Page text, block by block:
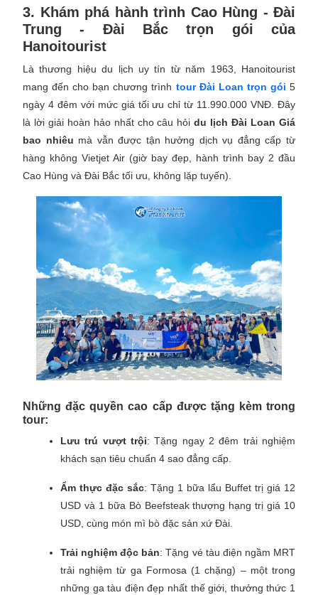
3. Khám phá hành trình Cao Hùng - Đài
Trung - Đài Bắc trọn gói của
Hanoitourist
Là thương hiệu du lịch uy tín từ năm 1963, Hanoitourist
mang đến cho bạn chương trình tour Đài Loan trọn gói 5
ngày 4 đêm với mức giá tối ưu chỉ từ 11.990.000 VNĐ. Đây
là lời giải hoàn hảo nhất cho câu hỏidu lịch Đài Loan Giá
bao nhiêu mà vẫn được tận hưởng dịch vụ đẳng cấp từ
hàng không Vietjet Air (giờ bay đẹp, hành trình bay 2 đầu
Cao Hùng và Đài Bắc tối ưu, không lặp tuyến).
Những đặc quyền cao cấp được tặng kèm trong
tour:
Lưu trú vượt trội: Tặng ngay 2 đêm trải nghiệm
khách sạn tiêu chuẩn 4 sao đẳng cấp.
Ẩm thực đặc sắc: Tặng 1 bữa lẩu Buffet trị giá 12
USD và 1 bữa Bò Beefsteak thượng hạng trị giá 10
USD, cùng món mì bò đặc sản xứ Đài.
Trải nghiệm độc bản: Tặng vé tàu điện ngầm MRT
trải nghiệm từ ga Formosa (1 chặng) – một trong
những ga tàu điện đẹp nhất thế giới, thưởng thức 1